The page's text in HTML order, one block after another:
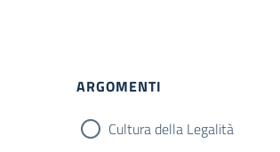
ARGOMENTI
Cultura della Legalità